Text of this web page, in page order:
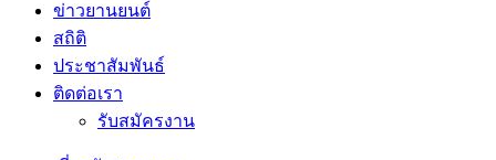
ข่าวยานยนต์
สถิติ
ประชาสัมพันธ์
ติดต่อเรา
รับสมัครงาน